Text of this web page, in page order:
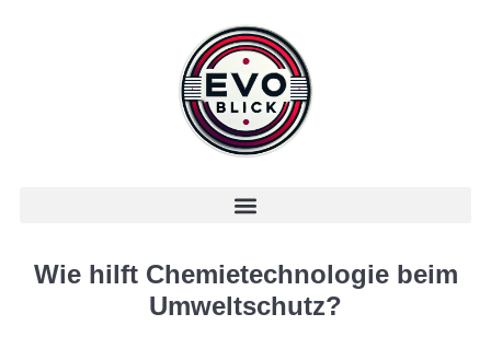
Wie hilft Chemietechnologie beim
Umweltschutz?